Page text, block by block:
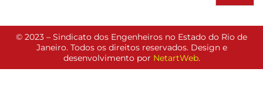
© 2023 – Sindicato dos Engenheiros no Estado do Rio de
Janeiro. Todos os direitos reservados. Design e
desenvolvimento por NetartWeb.